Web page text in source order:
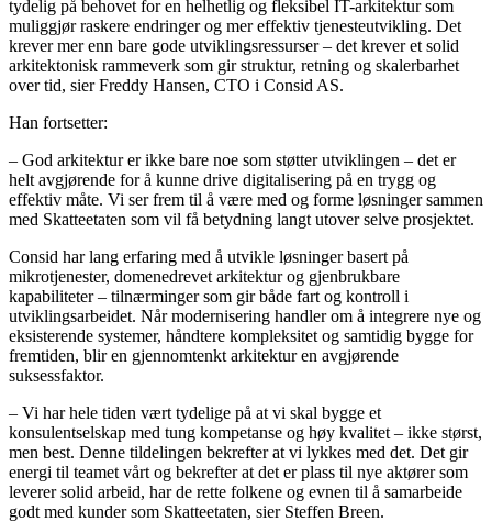
tydelig på behovet for en helhetlig og fleksibel IT-arkitektur som
muliggjør raskere endringer og mer effektiv tjenesteutvikling. Det
krever mer enn bare gode utviklingsressurser – det krever et solid
arkitektonisk rammeverk som gir struktur, retning og skalerbarhet
over tid, sier Freddy Hansen, CTO i Consid AS.
Han fortsetter:
– God arkitektur er ikke bare noe som støtter utviklingen – det er
helt avgjørende for å kunne drive digitalisering på en trygg og
effektiv måte. Vi ser frem til å være med og forme løsninger sammen
med Skatteetaten som vil få betydning langt utover selve prosjektet.
Consid har lang erfaring med å utvikle løsninger basert på
mikrotjenester, domenedrevet arkitektur og gjenbrukbare
kapabiliteter – tilnærminger som gir både fart og kontroll i
utviklingsarbeidet. Når modernisering handler om å integrere nye og
eksisterende systemer, håndtere kompleksitet og samtidig bygge for
fremtiden, blir en gjennomtenkt arkitektur en avgjørende
suksessfaktor.
– Vi har hele tiden vært tydelige på at vi skal bygge et
konsulentselskap med tung kompetanse og høy kvalitet – ikke størst,
men best. Denne tildelingen bekrefter at vi lykkes med det. Det gir
energi til teamet vårt og bekrefter at det er plass til nye aktører som
leverer solid arbeid, har de rette folkene og evnen til å samarbeide
godt med kunder som Skatteetaten, sier Steffen Breen.